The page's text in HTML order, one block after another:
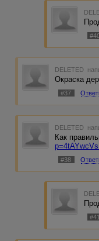
DELETED
Окраска
#37
DELETED
Как
#38